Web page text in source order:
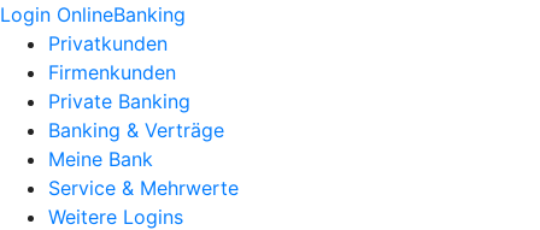
Login OnlineBanking
Privatkunden
Firmenkunden
Private Banking
Banking & Verträge
Meine Bank
Service & Mehrwerte
Weitere Logins